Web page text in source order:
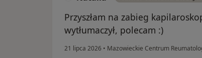
Przyszłam na zabieg
wytłumaczył, polecam :)
21 lipca 2026 • Mazowieckie Centrum